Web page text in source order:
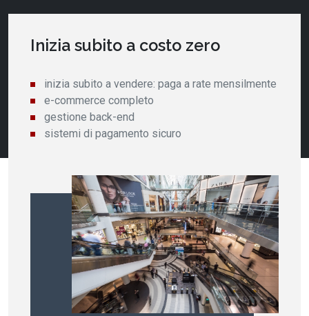
Inizia subito a costo zero
inizia subito a vendere: paga a rate mensilmente
e-commerce completo
gestione back-end
sistemi di pagamento sicuro